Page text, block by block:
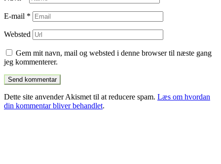
E-mail *
Websted
Gem mit navn, mail og websted i denne browser til næste gang
jeg kommenterer.
Dette site anvender Akismet til at reducere spam. Læs om hvordan
din kommentar bliver behandlet.